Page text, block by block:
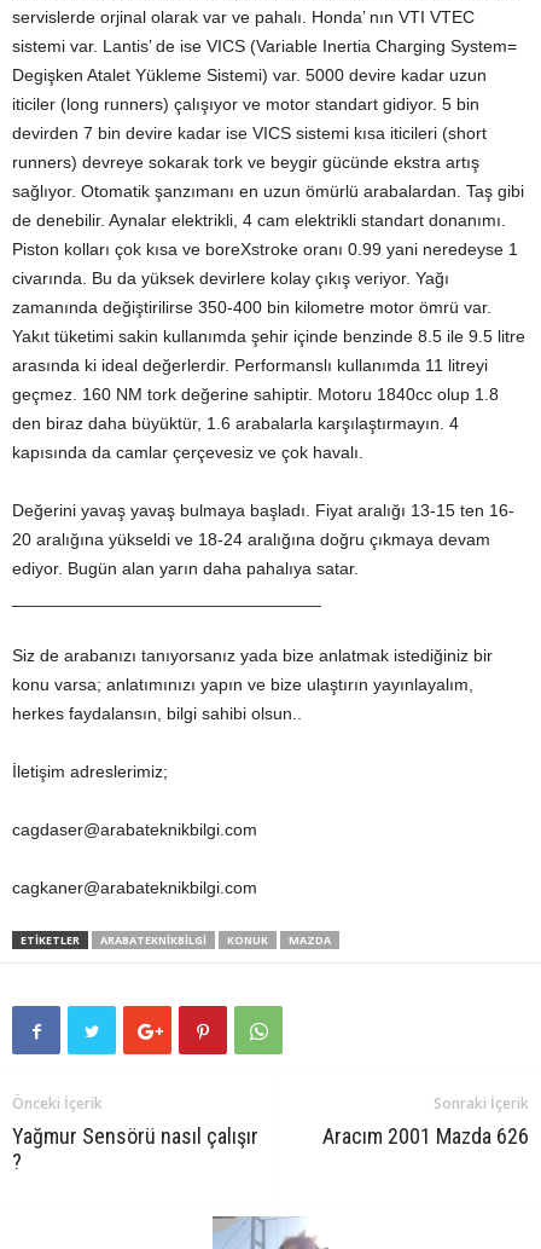
servislerde orjinal olarak var ve pahalı. Honda’ nın VTI VTEC
sistemi var. Lantis’ de ise VICS (Variable Inertia Charging System=
Degişken Atalet Yükleme Sistemi) var. 5000 devire kadar uzun
iticiler (long runners) çalışıyor ve motor standart gidiyor. 5 bin
devirden 7 bin devire kadar ise VICS sistemi kısa iticileri (short
runners) devreye sokarak tork ve beygir gücünde ekstra artış
sağlıyor. Otomatik şanzımanı en uzun ömürlü arabalardan. Taş gibi
de denebilir. Aynalar elektrikli, 4 cam elektrikli standart donanımı.
Piston kolları çok kısa ve boreXstroke oranı 0.99 yani neredeyse 1
civarında. Bu da yüksek devirlere kolay çıkış veriyor. Yağı
zamanında değiştirilirse 350-400 bin kilometre motor ömrü var.
Yakıt tüketimi sakin kullanımda şehir içinde benzinde 8.5 ile 9.5 litre
arasında ki ideal değerlerdir. Performanslı kullanımda 11 litreyi
geçmez. 160 NM tork değerine sahiptir. Motoru 1840cc olup 1.8
den biraz daha büyüktür, 1.6 arabalarla karşılaştırmayın. 4
kapısında da camlar çerçevesiz ve çok havalı.
Değerini yavaş yavaş bulmaya başladı. Fiyat aralığı 13-15 ten 16-
20 aralığına yükseldi ve 18-24 aralığına doğru çıkmaya devam
ediyor. Bugün alan yarın daha pahalıya satar.
Siz de arabanızı tanıyorsanız yada bize anlatmak istediğiniz bir
konu varsa; anlatımınızı yapın ve bize ulaştırın yayınlayalım,
herkes faydalansın, bilgi sahibi olsun..
İletişim adreslerimiz;
cagdaser@arabateknikbilgi.com
cagkaner@arabateknikbilgi.com
ETIKETLER ARABATEKNIKBILGI KONUK MAZDA
Önceki İçerik
Yağmur Sensörü nasıl çalışır
?
Sonraki İçerik
Aracım 2001 Mazda 626